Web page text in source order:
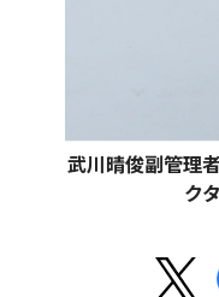
武川晴俊副管理
ク